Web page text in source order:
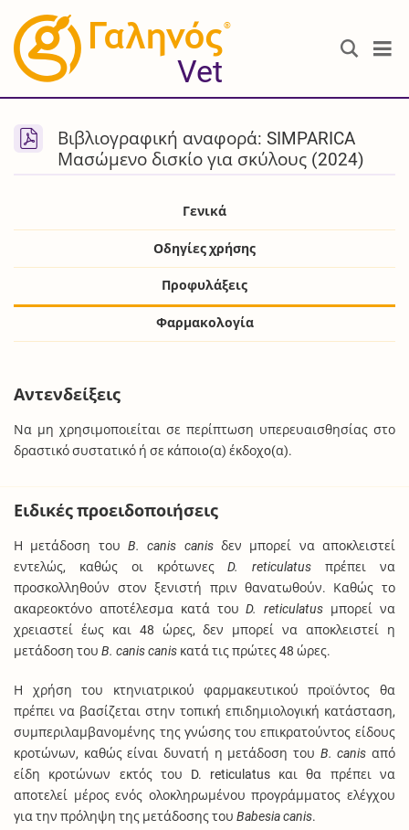
®
Vet
Βιβλιογραφική αναφορά: SIMPARICA
Μασώμενο δισκίο για σκύλους (2024)
Γενικά
Οδηγίες χρήσης
Προφυλάξεις
Φαρμακολογία
Αντενδείξεις
Να μη χρησιμοποιείται σε περίπτωση υπερευαισθησίας στο
δραστικό συστατικό ή σε κάποιo(α) έκδοχo(α).
Ειδικές προειδοποιήσεις
Η μετάδοση τουB. canis canisδεν μπορεί να αποκλειστεί
εντελώς, καθώς οι κρότωνεςD. reticulatus πρέπει να
προσκολληθούν στον ξενιστή πριν θανατωθούν. Καθώς το
ακαρεοκτόνο αποτέλεσμα κατά τουD. reticulatus μπορεί να
χρειαστεί έως και 48 ώρες, δεν μπορεί να αποκλειστεί η
μετάδοση τουB. canis canis κατά τις πρώτες 48 ώρες.
Η χρήση του κτηνιατρικού φαρμακευτικού προϊόντος θα
πρέπει να βασίζεται στην τοπική επιδημιολογική κατάσταση,
συμπεριλαμβανομένης της γνώσης του επικρατούντος είδους
κροτώνων, καθώς είναι δυνατή η μετάδοση του B. canis από
είδη κροτώνων εκτός του D. reticulatus και θα πρέπει να
αποτελεί μέρος ενός ολοκληρωμένου προγράμματος ελέγχου
για την πρόληψη της μετάδοσης τουBabesia canis.